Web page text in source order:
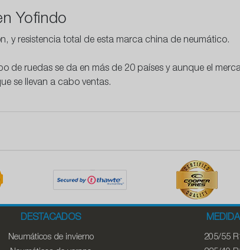
Yofindo
y resistencia total de esta marca china de neumático.
de ruedas se da en más de 20 países y aunque el
se llevan a cabo ventas.
DESTACADOS
Neumáticos de invierno
205/55